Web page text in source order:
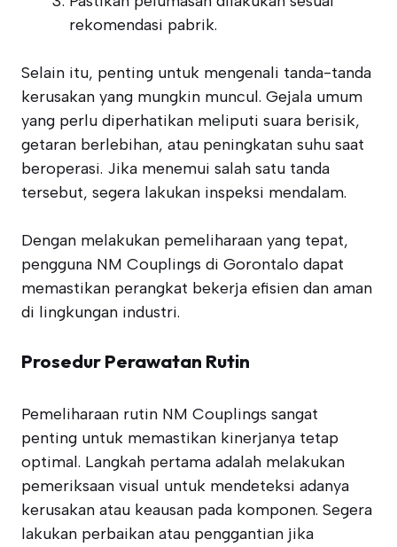
rekomendasi pabrik.
Selain itu, penting untuk mengenali tanda-tanda
kerusakan yang mungkin muncul. Gejala umum
yang perlu diperhatikan meliputi suara berisik,
getaran berlebihan, atau peningkatan suhu saat
beroperasi. Jika menemui salah satu tanda
tersebut, segera lakukan inspeksi mendalam.
Dengan melakukan pemeliharaan yang tepat,
pengguna NM Couplings di Gorontalo dapat
memastikan perangkat bekerja efisien dan aman
di lingkungan industri.
Prosedur Perawatan Rutin
Pemeliharaan rutin NM Couplings sangat
penting untuk memastikan kinerjanya tetap
optimal. Langkah pertama adalah melakukan
pemeriksaan visual untuk mendeteksi adanya
kerusakan atau keausan pada komponen. Segera
lakukan perbaikan atau penggantian jika